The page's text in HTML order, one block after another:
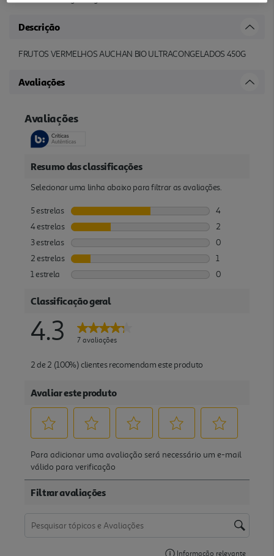
Descrição
FRUTOS VERMELHOS AUCHAN BIO ULTRACONGELADOS 450G
Avaliações